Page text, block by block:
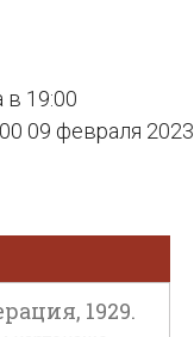
в 19:00
09 февраля 2023
1929.